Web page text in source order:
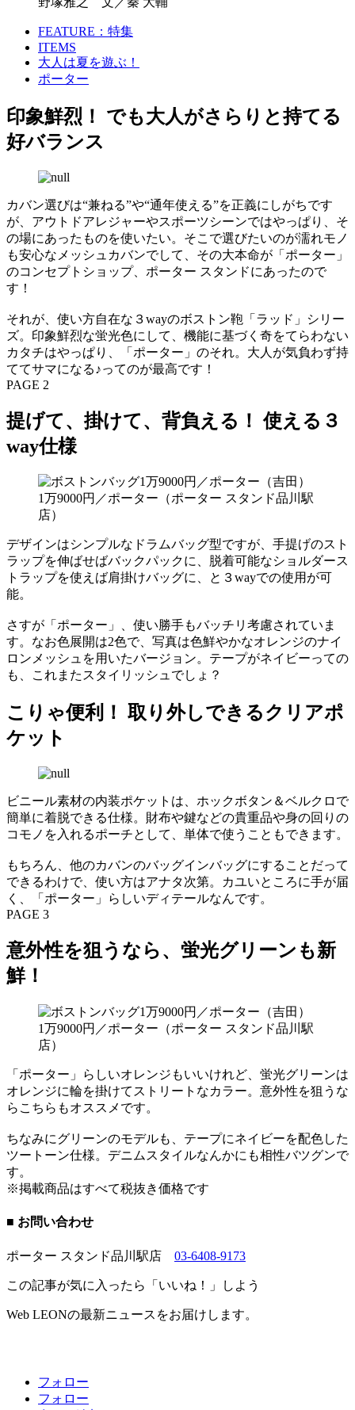
FEATURE：特集
ITEMS
大人は夏を遊ぶ！
ポーター
印象鮮烈！ でも大人がさらりと持てる
好バランス
カバン選びは“兼ねる”や“通年使える”を正義にしがちです
が、アウトドアレジャーやスポーツシーンではやっぱり、そ
の場にあったものを使いたい。そこで選びたいのが濡れモノ
も安心なメッシュカバンでして、その大本命が「ポーター」
のコンセプトショップ、ポーター スタンドにあったので
す！
それが、使い方自在な３wayのボストン鞄「ラッド」シリー
ズ。印象鮮烈な蛍光色にして、機能に基づく奇をてらわない
カタチはやっぱり、「ポーター」のそれ。大人が気負わず持
ててサマになる♪ってのが最高です！
PAGE 2
提げて、掛けて、背負える！ 使える３
way仕様
1万9000円／ポーター（ポーター スタンド品川駅
店）
デザインはシンプルなドラムバッグ型ですが、手提げのスト
ラップを伸ばせばバックパックに、脱着可能なショルダース
トラップを使えば肩掛けバッグに、と３wayでの使用が可
能。
さすが「ポーター」、使い勝手もバッチリ考慮されていま
す。なお色展開は2色で、写真は色鮮やかなオレンジのナイ
ロンメッシュを用いたバージョン。テープがネイビーっての
も、これまたスタイリッシュでしょ？
こりゃ便利！ 取り外しできるクリアポ
ケット
ビニール素材の内装ポケットは、ホックボタン＆ベルクロで
簡単に着脱できる仕様。財布や鍵などの貴重品や身の回りの
コモノを入れるポーチとして、単体で使うこともできます。
もちろん、他のカバンのバッグインバッグにすることだって
できるわけで、使い方はアナタ次第。カユいところに手が届
く、「ポーター」らしいディテールなんです。
PAGE 3
意外性を狙うなら、蛍光グリーンも新
鮮！
1万9000円／ポーター（ポーター スタンド品川駅
店）
「ポーター」らしいオレンジもいいけれど、蛍光グリーンは
オレンジに輪を掛けてストリートなカラー。意外性を狙うな
らこちらもオススメです。
ちなみにグリーンのモデルも、テープにネイビーを配色した
ツートーン仕様。デニムスタイルなんかにも相性バツグンで
す。
※掲載商品はすべて税抜き価格です
■ お問い合わせ
ポーター スタンド品川駅店 03-6408-9173
この記事が気に入ったら「いいね！」しよう
Web LEONの最新ニュースをお届けします。
フォロー
フォロー